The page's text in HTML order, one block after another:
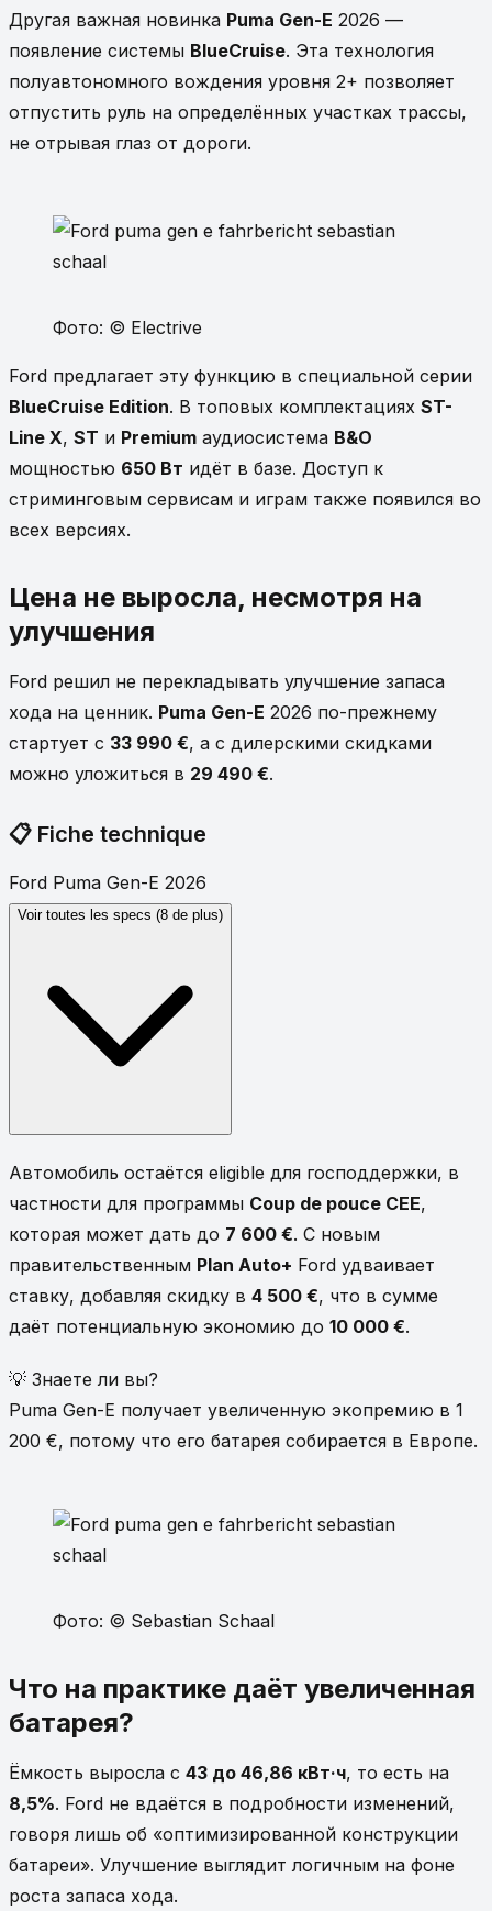
Другая важная новинка Puma Gen-E 2026 —
появление системы BlueCruise. Эта технология
полуавтономного вождения уровня 2+ позволяет
отпустить руль на определённых участках трассы,
не отрывая глаз от дороги.
Фото: © Electrive
Ford предлагает эту функцию в специальной серии
BlueCruise Edition. В топовых комплектациях ST-
Line X, ST и Premium аудиосистема B&O
мощностью 650 Вт идёт в базе. Доступ к
стриминговым сервисам и играм также появился во
всех версиях.
Цена не выросла, несмотря на
улучшения
Ford решил не перекладывать улучшение запаса
хода на ценник. Puma Gen-E 2026 по-прежнему
стартует с 33 990 €, а с дилерскими скидками
можно уложиться в 29 490 €.
📋 Fiche technique
Ford Puma Gen-E 2026
Voir toutes les specs (8 de plus)
Автомобиль остаётся eligible для господдержки, в
частности для программы Coup de pouce CEE,
которая может дать до 7 600 €. С новым
правительственным Plan Auto+ Ford удваивает
ставку, добавляя скидку в 4 500 €, что в сумме
даёт потенциальную экономию до 10 000 €.
💡 Знаете ли вы?
Puma Gen-E получает увеличенную экопремию в 1
200 €, потому что его батарея собирается в Европе.
Фото: © Sebastian Schaal
Что на практике даёт увеличенная
батарея?
Ёмкость выросла с 43 до 46,86 кВт·ч, то есть на
8,5%. Ford не вдаётся в подробности изменений,
говоря лишь об «оптимизированной конструкции
батареи». Улучшение выглядит логичным на фоне
роста запаса хода.